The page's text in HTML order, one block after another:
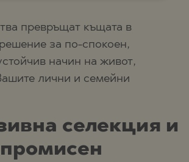
превръщат къщата в
за по-спокоен,
начин на живот,
лични и семейни
селекция и